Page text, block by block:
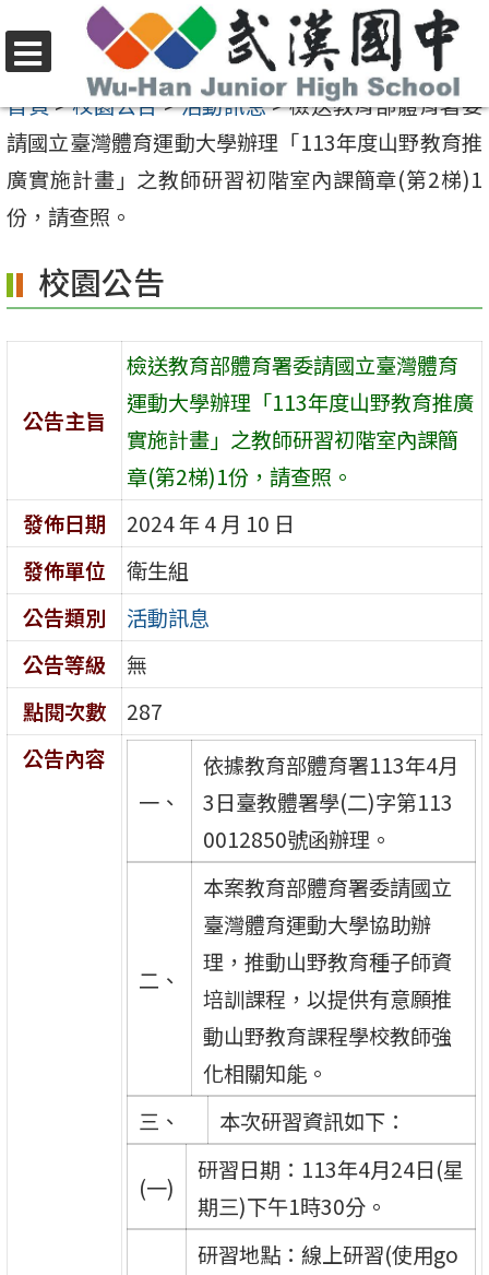
至
要
內
容
選
單
首頁>校園公告>活動訊息>檢送教育部體育署委
請國立臺灣體育運動大學辦理「113年度山野教育推
廣實施計畫」之教師研習初階室內課簡章(第2梯)1
份，請查照。
校園公告
公告主旨
檢送教育部體育署委請國立臺灣體育
運動大學辦理「113年度山野教育推廣
實施計畫」之教師研習初階室內課簡
章(第2梯)1份，請查照。
發佈日期
2024 年 4 月 10 日
發佈單位
衛生組
公告類別
活動訊息
公告等級
無
點閱次數
287
公告內容
一、
依據教育部體育署113年4月
3日臺教體署學(二)字第113
0012850號函辦理。
二、
本案教育部體育署委請國立
臺灣體育運動大學協助辦
理，推動山野教育種子師資
培訓課程，以提供有意願推
動山野教育課程學校教師強
化相關知能。
三、
本次研習資訊如下：
(一)
研習日期：113年4月24日(星
期三)下午1時30分。
研習地點：線上研習(使用go